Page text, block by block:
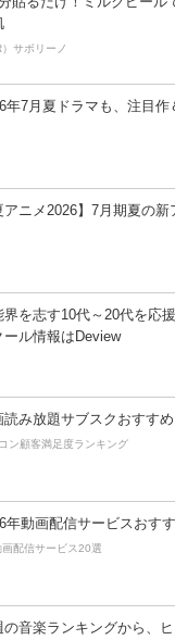
）サボリーノ
年7月夏ドラマも、注目作
アニメ2026】7月期夏の
界を志す10代～20代を応
ール情報はDeview
読み放題サブスクおすすめ
ン顧客満足度ランキング
年動画配信サービスおす
画配信サービス20選
の音楽ランキングから、